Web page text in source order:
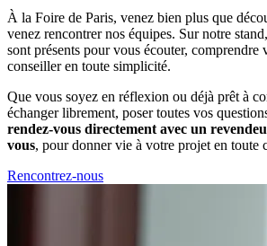
À la Foire de Paris, venez bien plus que
venez rencontrer nos équipes. Sur notre
sont présents pour vous écouter, comprendre
conseiller en toute simplicité.
Que vous soyez en réflexion ou déjà prêt à
échanger librement, poser toutes vos
rendez-vous directement avec un
vous, pour donner vie à votre projet en toute
Rencontrez-nous